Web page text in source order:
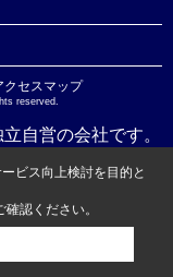
クセスマップ
reserved.
自営の会社です。
ビス向上検討を目的と
確認ください。